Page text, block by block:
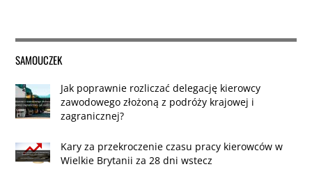
SAMOUCZEK
Jak poprawnie rozliczać delegację kierowcy
zawodowego złożoną z podróży krajowej i
zagranicznej?
Kary za przekroczenie czasu pracy kierowców w
Wielkie Brytanii za 28 dni wstecz